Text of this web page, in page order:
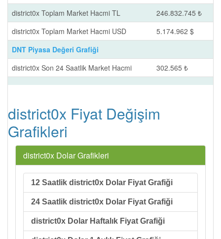
district0x Toplam Market Hacmi TL
246.832.745 ₺
district0x Toplam Market Hacmi USD
5.174.962 $
DNT Piyasa Değeri Grafiği
district0x Son 24 Saatlik Market Hacmi
302.565 ₺
district0x Fiyat Değişim
Grafikleri
district0x Dolar Grafikleri
12 Saatlik district0x Dolar Fiyat Grafiği
24 Saatlik district0x Dolar Fiyat Grafiği
district0x Dolar Haftalık Fiyat Grafiği